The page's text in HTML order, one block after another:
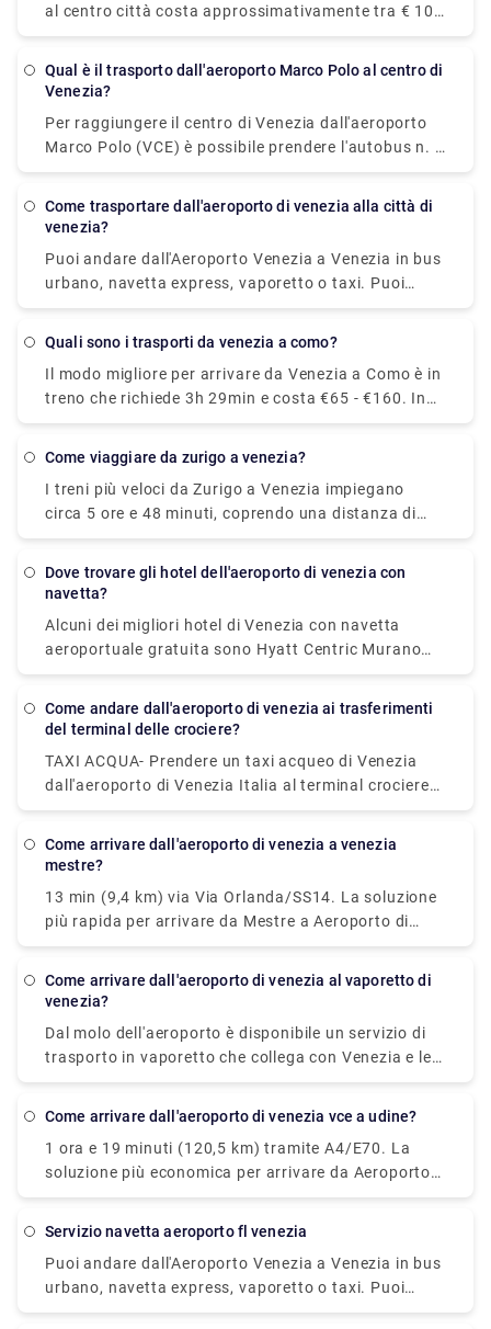
al centro città costa approssimativamente tra € 105
(US$ 117,60) e € 135 ( US$ 151,20). Il prezzo dalla
Piazzale Roma al centro città è compreso tra € 65
Qual è il trasporto dall'aeroporto Marco Polo al centro di
Venezia?
Per raggiungere il centro di Venezia dall'aeroporto
Marco Polo (VCE) è possibile prendere l'autobus n. 5
operato da Actv. L'autobus ferma al terminal di
partono dall'aeroporto ogni 15 minuti dal lunedì al
come trasportare dall'aeroporto di venezia alla città di
venezia?
Puoi andare dall'Aeroporto Venezia a Venezia in bus
urbano, navetta express, vaporetto o taxi. Puoi
anche noleggiare un'auto senza conducente. Il
dell'autobus è di 8 EUR. La navetta raggiungerà la
destinazione in 20 minuti e dovrai pagare 7 EUR per
tale viaggio.
quali sono i trasporti da venezia a como?
Il modo migliore per arrivare da Venezia a Como è in
treno che richiede 3h 29min e costa €65 - €160. In
alternativa, puoi bus, che costa €17 - €21 e impiega
impiega 6h 10min.
come viaggiare da zurigo a venezia?
I treni più veloci da Zurigo a Venezia impiegano
circa 5 ore e 48 minuti, coprendo una distanza di
circa 361 chilometri. Nei giorni feriali, il primo treno
06:09. L'ultima partenza è solitamente intorno alle
dove trovare gli hotel dell'aeroporto di venezia con
navetta?
Alcuni dei migliori hotel di Venezia con navetta
aeroportuale gratuita sono Hyatt Centric Murano
Venice, Annia Park Hotel Venice Airport, Guest
East, an IHG Hotel.
come andare dall'aeroporto di venezia ai trasferimenti
del terminal delle crociere?
TAXI ACQUA- Prendere un taxi acqueo di Venezia
dall'aeroporto di Venezia Italia al terminal crociere
di Venezia è il modo più costoso per raggiungere il
"limousine di Venezia" e potresti pagare più di 90€
come arrivare dall'aeroporto di venezia a venezia
mestre?
13 min (9,4 km) via Via Orlanda/SS14. La soluzione
più rapida per arrivare da Mestre a Aeroporto di
Venezia-Marco Polo è taxi, costa €9 - €11 e impiega
Venezia Marco Polo? Si, c'è un bus diretto in
Venice Marco Polo Airport.
come arrivare dall'aeroporto di venezia al vaporetto di
venezia?
Dal molo dell'aeroporto è disponibile un servizio di
trasporto in vaporetto che collega con Venezia e le
principali isole veneziane (Murano, Burano, Lido). In
via acqua" e raggiungere il 1° piano di Termina . Qui
troverai il Moving Walkway, un percorso pedonale
sopraelevato con tappeti mobili, che ti condurrà alla
darsena. A Venezia: alla fermata Alilaguna di San
Marco, Rialto, Fondamenta Nuove e Guglie. Isole
Burano, Lido. Il servizio di trasporto in vaporetto è
fornito da Alilaguna.
come arrivare dall'aeroporto di venezia vce a udine?
1 ora e 19 minuti (120,5 km) tramite A4/E70. La
soluzione più economica per arrivare da Aeroporto
Venice (VCE) a Udine è bus che costa €8 - €11 e
servizio navetta aeroporto fl venezia
Puoi andare dall'Aeroporto Venezia a Venezia in bus
urbano, navetta express, vaporetto o taxi. Puoi
anche noleggiare un'auto senza conducente. Il